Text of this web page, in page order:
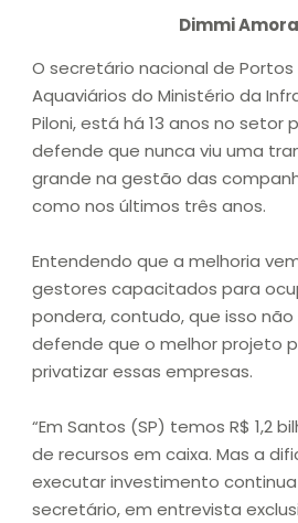
Dimmi
O secretário nacional de
Aquaviários do Ministério da
Piloni, está há 13 anos no setor
defende que nunca viu uma
grande na gestão das
como nos últimos três anos.
Entendendo que a melhoria
gestores capacitados para
pondera, contudo, que isso não
defende que o melhor projeto
privatizar essas empresas.
“Em Santos (SP) temos R$ 1,2
de recursos em caixa. Mas a
executar investimento continua
secretário, em entrevista